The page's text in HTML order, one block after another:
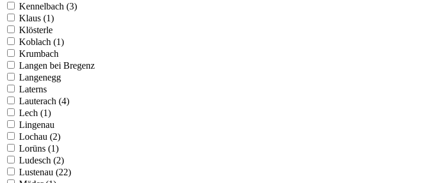
Kennelbach (3)
Klaus (1)
Klösterle
Koblach (1)
Krumbach
Langen bei Bregenz
Langenegg
Laterns
Lauterach (4)
Lech (1)
Lingenau
Lochau (2)
Lorüns (1)
Ludesch (2)
Lustenau (22)